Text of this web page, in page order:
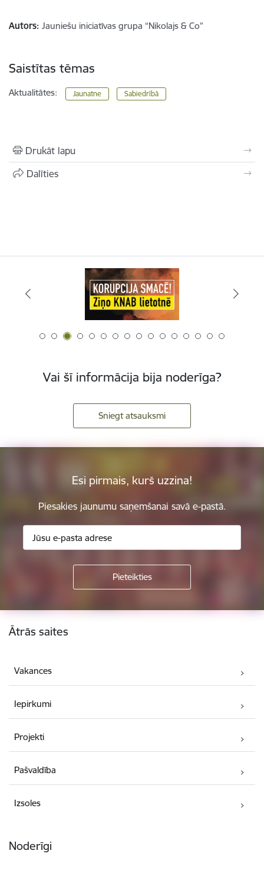
Autors: Jauniešu iniciatīvas grupa “Nikolajs & Co”
Saistītas tēmas
Aktualitātes: Jaunatne Sabiedrībā
Drukāt lapu
Dalīties
Vai šī informācija bija noderīga?
Sniegt atsauksmi
Esi pirmais, kurš uzzina!
Piesakies jaunumu saņemšanai savā e-pastā.
Kājene
Ātrās saites
Vakances
Iepirkumi
Projekti
Pašvaldība
Izsoles
Noderīgi